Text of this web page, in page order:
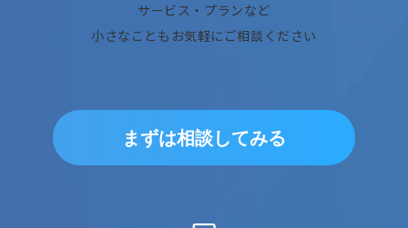
サービス・プランなど
小さなこともお気軽にご相談ください
まずは相談してみる